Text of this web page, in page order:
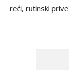
reći, rutinski